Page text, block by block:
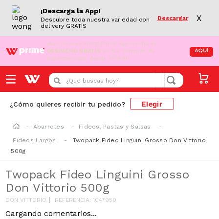
¡Descarga la App!
Descubre toda nuestra variedad con
delivery GRATIS
Descargar X
¡Aún no eres Wong Prime! Aprovecha el
DESPACHO GRATIS en tus compras de
supermercado desde S/79.90
AQUÍ
¿Que buscas hoy?
¿Cómo quieres recibir tu pedido? Elegir
Abarrotes
Fideos, Pastas y Salsas
Fideos Largos
Twopack Fideo Linguini Grosso Don Vittorio
500g
Twopack Fideo Linguini Grosso
Don Vittorio 500g
DON VITTORIO REFERENCIA:1047950
Cargando comentarios...